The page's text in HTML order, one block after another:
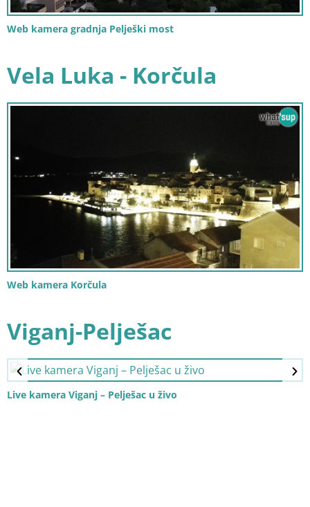
Web kamera gradnja Pelješki most
Vela Luka - Korčula
Web kamera Korčula
Viganj-Pelješac
Live kamera Viganj – Pelješac u živo